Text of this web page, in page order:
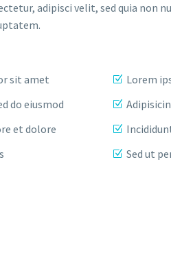
adipisci velit, sed quia non
sit amet
do eiusmod
et dolore
Lorem
Sed ut